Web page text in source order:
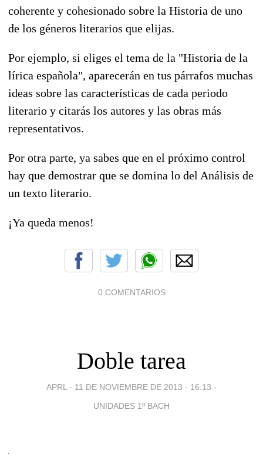
coherente y cohesionado sobre la Historia de uno
de los géneros literarios que elijas.
Por ejemplo, si eliges el tema de la "Historia de la
lírica española", aparecerán en tus párrafos muchas
ideas sobre las características de cada periodo
literario y citarás los autores y las obras más
representativos.
Por otra parte, ya sabes que en el próximo control
hay que demostrar que se domina lo del Análisis de
un texto literario.
¡Ya queda menos!
0 COMENTARIOS
Doble tarea
APRL - 11 DE NOVIEMBRE DE 2013 - 16:13 -
UNIDADES 1º BACH